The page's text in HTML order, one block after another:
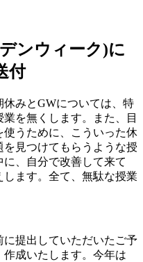
ンウィーク)に
付
みとGWについては、特
を無くします。また、目
うために、こういった休
見つけてもらうような授
、自分で改善して来て
ます。全て、無駄な授業
提出していただいたご予
成いたします。今年は